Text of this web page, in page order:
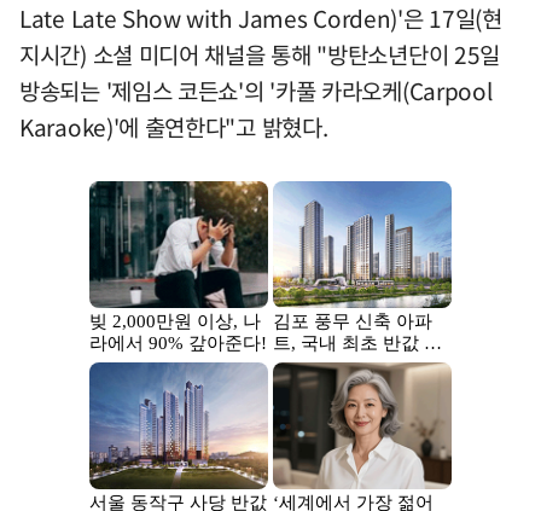
Late Late Show with James Corden)'은 17일(현
지시간) 소셜 미디어 채널을 통해 "방탄소년단이 25일
방송되는 '제임스 코든쇼'의 '카풀 카라오케(Carpool
Karaoke)'에 출연한다"고 밝혔다.